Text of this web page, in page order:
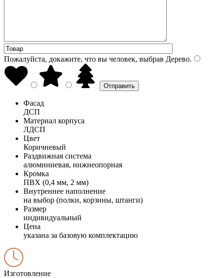
Пожалуйста, докажите, что вы человек, выбрав Дерево.
Фасад
ДСП
Материал корпуса
ЛДСП
Цвет
Коричневый
Раздвижная система
алюминиевая, нижнеопорная
Кромка
ПВХ (0,4 мм, 2 мм)
Внутреннее наполнение
на выбор (полки, корзины, штанги)
Размер
индивидуальный
Цена
указана за базовую комплектацию
Изготовление